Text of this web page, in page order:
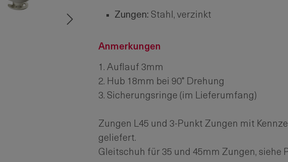
Zungen: Stahl, verzinkt
Anmerkungen
1. Auflauf 3mm
2. Hub 18mm bei 90° Drehung
3. Sicherungsringe (im Lieferumfang)
Zungen L45 und 3-Punkt Zungen mit
geliefert.
Gleitschuh für 35 und 45mm Zungen, siehe